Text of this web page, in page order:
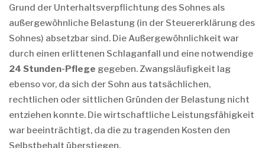
Grund der Unterhaltsverpflichtung des Sohnes als
außergewöhnliche Belastung (in der Steuererklärung des
Sohnes) absetzbar sind. Die Außergewöhnlichkeit war
durch einen erlittenen Schlaganfall und eine notwendige
24 Stunden-Pflege gegeben. Zwangsläufigkeit lag
ebenso vor, da sich der Sohn aus tatsächlichen,
rechtlichen oder sittlichen Gründen der Belastung nicht
entziehen konnte. Die wirtschaftliche Leistungsfähigkeit
war beeinträchtigt, da die zu tragenden Kosten den
Selbstbehalt überstiegen.